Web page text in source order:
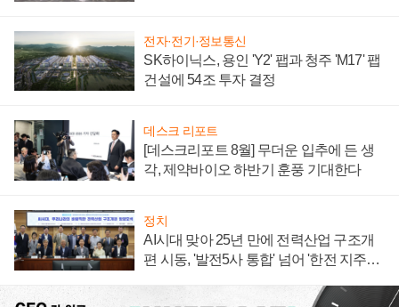
전자·전기·정보통신
SK하이닉스, 용인 'Y2' 팹과 청주 'M17' 팹
건설에 54조 투자 결정
데스크 리포트
[데스크리포트 8월] 무더운 입추에 든 생
각, 제약바이오 하반기 훈풍 기대한다
정치
AI시대 맞아 25년 만에 전력산업 구조개
편 시동, '발전5사 통합' 넘어 '한전 지주사'